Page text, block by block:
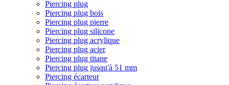
Piercing plug
Piercing plug bois
Piercing plug pierre
Piercing plug silicone
Piercing plug acrylique
Piercing plug acier
Piercing plug titane
Piercing plug jusqu'à 51 mm
Piercing écarteur